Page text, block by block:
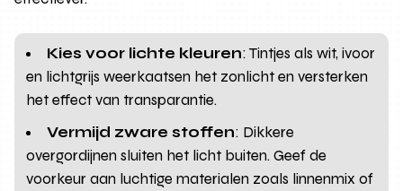
Kies voor lichte kleuren: Tintjes als wit, ivoor
en lichtgrijs weerkaatsen het zonlicht en versterken
het effect van transparantie.
Vermijd zware stoffen: Dikkere
overgordijnen sluiten het licht buiten. Geef de
voorkeur aan luchtige materialen zoals linnenmix of